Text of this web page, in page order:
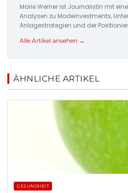
Marie Werner ist Journalistin mit
Analysen zu Modeinvestments,
Anlagestrategien und der
Alle Artikel ansehen →
ÄHNLICHE ARTIKEL
GESUNDHEIT